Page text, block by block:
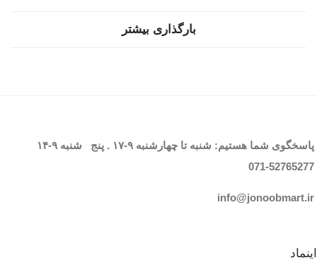
بارگذاری بیشتر
پاسخگوی شما هستیم: شنبه تا چهارشنبه ۹-۱۷ . پنج شنبه ۹-۱۴
071-52765277
info@jonoobmart.ir
اینماد